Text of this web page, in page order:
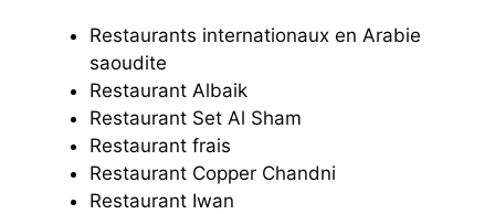
Restaurants internationaux en Arabie
saoudite
Restaurant Albaik
Restaurant Set Al Sham
Restaurant frais
Restaurant Copper Chandni
Restaurant Iwan